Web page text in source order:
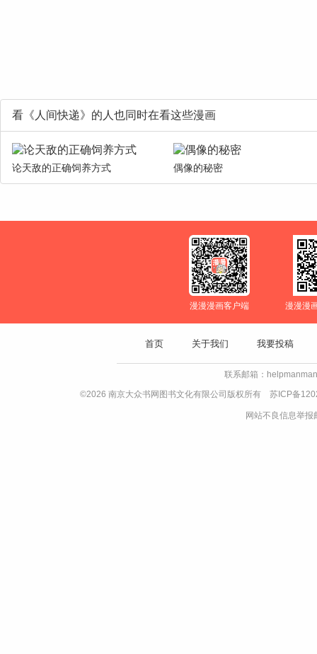
看《人间快递》的人也同时在看这些漫画
论天敌的正确饲养方式 偶像的秘密
漫漫漫画客户端 漫漫漫
首页 关于我们 我要投稿
联系邮箱：
©2026 南京大众书网图书文化有限公司版权所有 苏ICP备
网站不良信息举